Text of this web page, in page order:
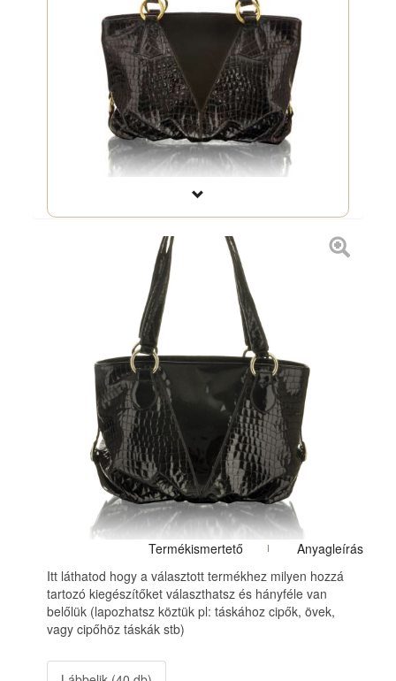
Termékismertető
Anyagleírás
Itt láthatod hogy a választott termékhez milyen hozzá
tartozó kiegészítőket választhatsz és hányféle van
belőlük (lapozhatsz köztük pl: táskához cipők, övek,
vagy cipőhöz táskák stb)